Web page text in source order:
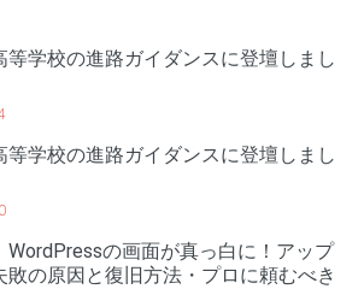
等学校の進路ガイダンスに登壇しまし
等学校の進路ガイダンスに登壇しまし
WordPressの画面が真っ白に！アップ
敗の原因と復旧方法・プロに頼むべき